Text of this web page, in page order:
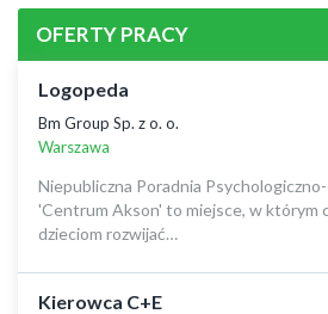
OFERTY PRACY
Logopeda
Bm Group Sp. z o. o.
Warszawa
Niepubliczna Poradnia
'Centrum Akson' to miejsce, w którym
dzieciom rozwijać…
Kierowca C+E